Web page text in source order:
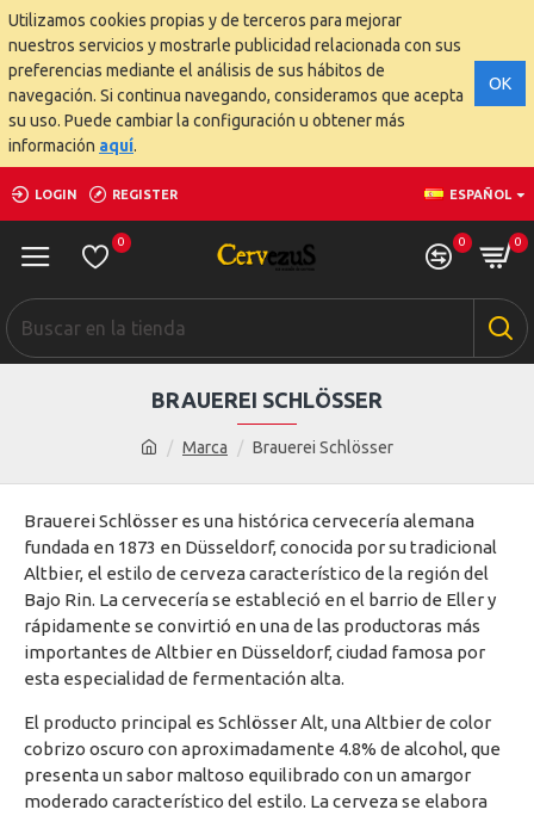
Utilizamos cookies propias y de terceros para mejorar
nuestros servicios y mostrarle publicidad relacionada con sus
preferencias mediante el análisis de sus hábitos de
navegación. Si continua navegando, consideramos que acepta
su uso. Puede cambiar la configuración u obtener más
información aquí.
OK
LOGIN REGISTER ESPAÑOL
0 0 0
Marca Brauerei Schlösser
BRAUEREI SCHLÖSSER
Brauerei Schlösser es una histórica cervecería alemana
fundada en 1873 en Düsseldorf, conocida por su tradicional
Altbier, el estilo de cerveza característico de la región del
Bajo Rin. La cervecería se estableció en el barrio de Eller y
rápidamente se convirtió en una de las productoras más
importantes de Altbier en Düsseldorf, ciudad famosa por
esta especialidad de fermentación alta.
El producto principal es Schlösser Alt, una Altbier de color
cobrizo oscuro con aproximadamente 4.8% de alcohol, que
presenta un sabor maltoso equilibrado con un amargor
moderado característico del estilo. La cerveza se elabora